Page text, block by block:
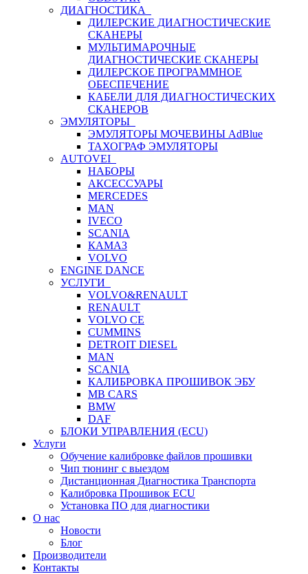
ДИАГНОСТИКА
ДИЛЕРСКИЕ ДИАГНОСТИЧЕСКИЕ
СКАНЕРЫ
МУЛЬТИМАРОЧНЫЕ
ДИАГНОСТИЧЕСКИЕ СКАНЕРЫ
ДИЛЕРСКОЕ ПРОГРАММНОЕ
ОБЕСПЕЧЕНИЕ
КАБЕЛИ ДЛЯ ДИАГНОСТИЧЕСКИХ
СКАНЕРОВ
ЭМУЛЯТОРЫ
ЭМУЛЯТОРЫ МОЧЕВИНЫ АdBlue
ТАХОГРАФ ЭМУЛЯТОРЫ
AUTOVEI
НАБОРЫ
АКСЕССУАРЫ
MERCEDES
MAN
IVECO
SCANIA
КАМАЗ
VOLVO
ENGINE DANCE
УСЛУГИ
VOLVO&RENAULT
RENAULT
VOLVO CE
CUMMINS
DETROIT DIESEL
MAN
SCANIA
КАЛИБРОВКА ПРОШИВОК ЭБУ
MB CARS
BMW
DAF
БЛОКИ УПРАВЛЕНИЯ (ECU)
Услуги
Обучение калибровке файлов прошивки
Чип тюнинг с выездом
Дистанционная Диагностика Транспорта
Калибровка Прошивок ECU
Установка ПО для диагностики
О нас
Новости
Блог
Производители
Контакты